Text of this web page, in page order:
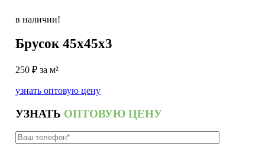
в наличии!
Брусок 45х45х3
250 ₽ за м²
узнать оптовую цену
УЗНАТЬ ОПТОВУЮ ЦЕНУ